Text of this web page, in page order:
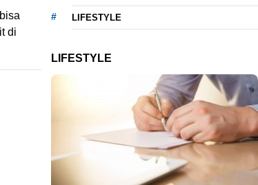
di
LIFESTYLE
LIFESTYLE